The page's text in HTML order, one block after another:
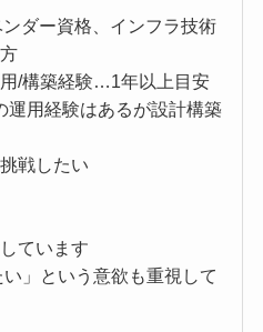
ダー資格、インフラ技術
用/構築経験…1年以上目安
運用経験はあるが設計構築
戦したい
ています
」という意欲も重視して